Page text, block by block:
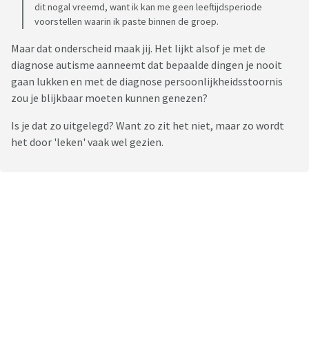
dit nogal vreemd, want ik kan me geen leeftijdsperiode
voorstellen waarin ik paste binnen de groep.
Maar dat onderscheid maak jij. Het lijkt alsof je met de
diagnose autisme aanneemt dat bepaalde dingen je nooit
gaan lukken en met de diagnose persoonlijkheidsstoornis
zou je blijkbaar moeten kunnen genezen?
Is je dat zo uitgelegd? Want zo zit het niet, maar zo wordt
het door 'leken' vaak wel gezien.